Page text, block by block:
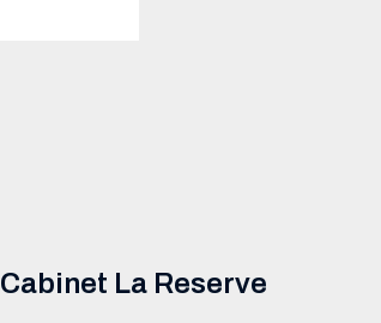
Cabinet La Reserve